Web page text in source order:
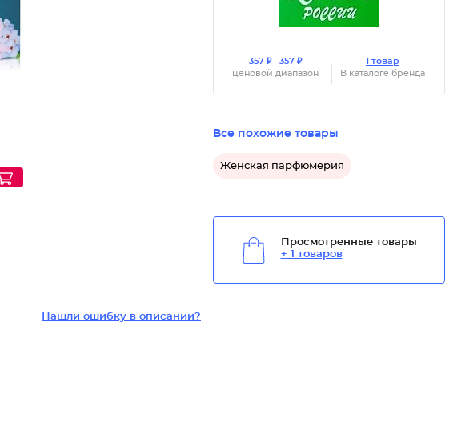
Нашли ошибку в описании?
357 ₽ - 357 ₽
ценовой диапазон
1 товар
В каталоге бренда
Все похожие товары
Женская парфюмерия
Просмотренные товары
+ 1 товаров